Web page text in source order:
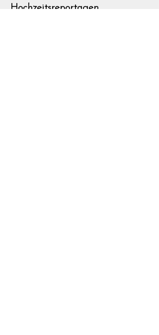
Hochzeitsreportagen